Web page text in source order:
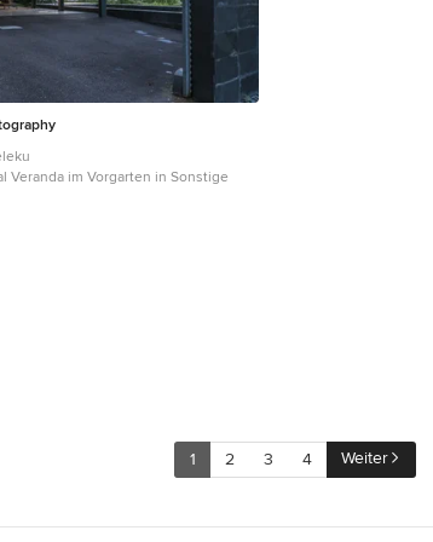
Veranda im Vorgarten in Sonstige
1 2 3 4 Weiter